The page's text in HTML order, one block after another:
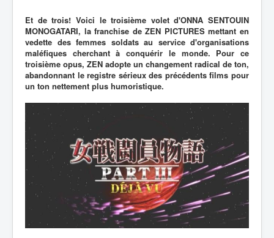
Et de trois! Voici le troisième volet d'ONNA SENTOUIN
MONOGATARI, la franchise de ZEN PICTURES mettant en
vedette des femmes soldats au service d'organisations
maléfiques cherchant à conquérir le monde. Pour ce
troisième opus, ZEN adopte un changement radical de ton,
abandonnant le registre sérieux des précédents films pour
un ton nettement plus humoristique.